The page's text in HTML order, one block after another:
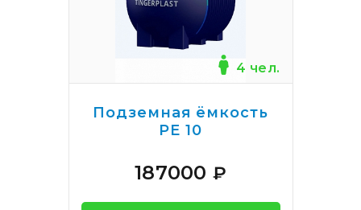
4 чел.
Подземная ёмкость
РЕ 10
187000 ₽